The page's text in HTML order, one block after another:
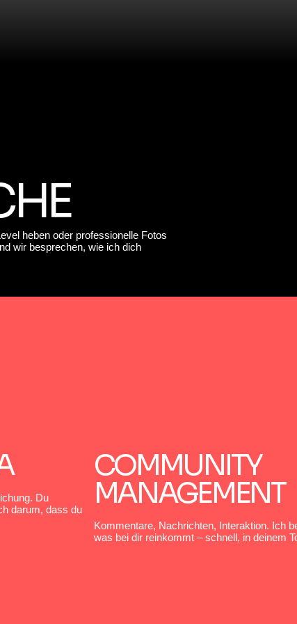
heben oder professionelle Fotos
wir besprechen, wie ich dich
Du
darum, dass du
Kommentare, Nachrichten, Interaktion. Ich
was bei dir reinkommt – schnell, in deinem
COMMUNITY
MANAGEMENT